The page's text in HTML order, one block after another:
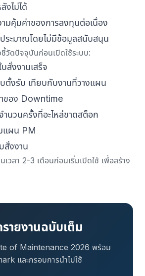
งไม่ได้
มคุ้มค่าของการลงทุนต่อเนื่อง
ระมาณโดยไม่มีข้อมูลสนับสนุน
วัดปัจจุบันก่อนเปิดใช้ระบบ:
บสั่งงานเสร็จ
ตั้งรับ เทียบกับงานที่วางแผน
าของ Downtime
จำนวนครั้งที่อะไหล่ขาดสต็อก
แผน PM
สั่งงาน
วลา 2-3 เดือนก่อนเริ่มเปิดใช้ เพื่อสร้าง
รายงานฉบับเต็ม
of Maintenance 2026 พร้อม
และกรอบการนำไปใช้